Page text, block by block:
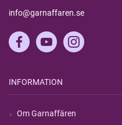
info@garnaffaren.se
INFORMATION
Om Garnaffären